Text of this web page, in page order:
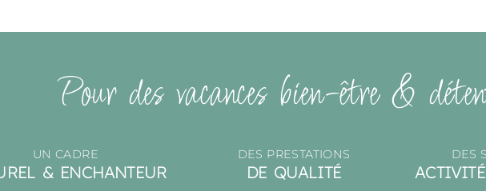
Pour des vacances bien-être &
UN CADRE
& ENCHANTEUR
DES PRESTATIONS
DE QUALITÉ
DES